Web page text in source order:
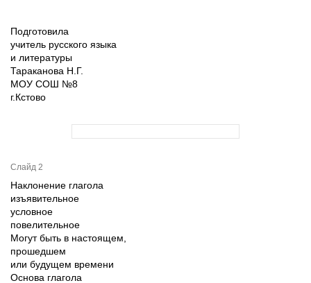
Подготовила
учитель русского языка
и литературы
Тараканова Н.Г.
МОУ СОШ №8
г.Кстово
Слайд 2
Наклонение глагола
изъявительное
условное
повелительное
Могут быть в настоящем,
прошедшем
или будущем времени
Основа глагола